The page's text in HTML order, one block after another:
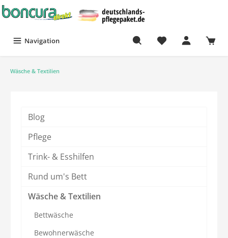
Navigation
Wäsche & Textilien
Blog
Pflege
Trink- & Esshilfen
Rund um's Bett
Wäsche & Textilien
Bettwäsche
Bewohnerwäsche